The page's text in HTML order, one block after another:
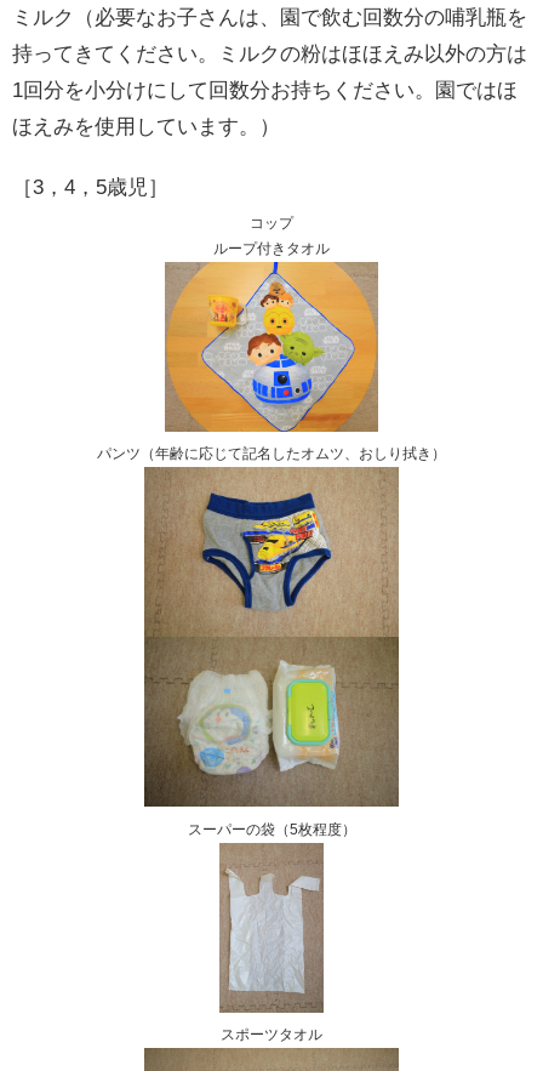
ミルク（必要なお子さんは、園で飲む回数分の哺乳瓶を
持ってきてください。ミルクの粉はほほえみ以外の方は
1回分を小分けにして回数分お持ちください。園ではほ
ほえみを使用しています。）
［3，4，5歳児］
コップ
ループ付きタオル
パンツ（年齢に応じて記名したオムツ、おしり拭き）
スーパーの袋（5枚程度）
スポーツタオル